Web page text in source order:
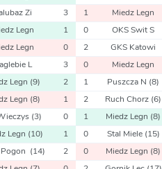
Zi 3 1 Miedz Legn
Legn 1 0 OKS Swit S
Legn 0 2 GKS Katowi
L 3 0 Miedz Legn
Legn (9) 2 1 Puszcza N (8)
Legn (8) 1 2 Ruch Chorz (6)
(3) 0 1 Miedz Legn (8)
Legn (10) 1 0 Stal Miele (15)
(14) 2 0 Miedz Legn (8)